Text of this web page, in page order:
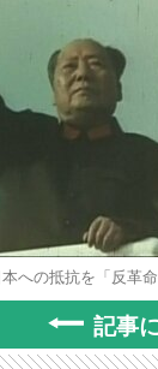
への抵抗を「反革
記事